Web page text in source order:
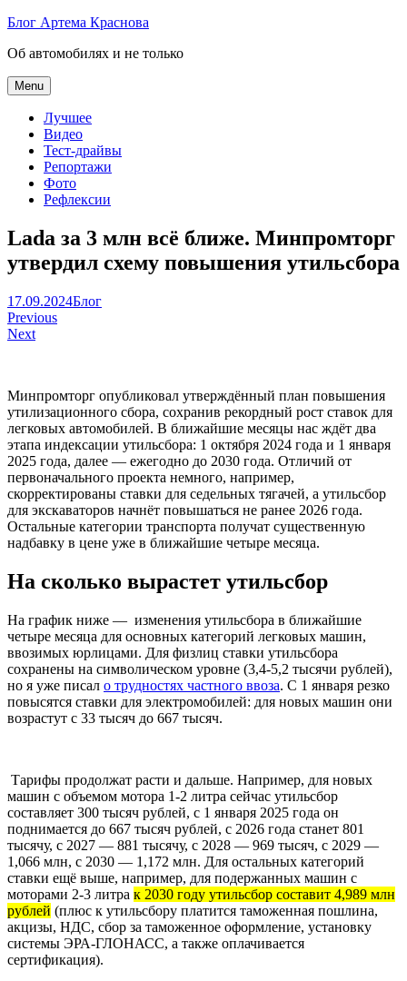
Skip
content
Блог Артема Краснова
Об автомобилях и не только
Menu
Лучшее
Видео
Тест-драйвы
Репортажи
Фото
Рефлексии
Lada за 3 млн всё ближе. Минпромторг
утвердил схему повышения утильсбора
Артем
Краснов
17.09.2024Блог
Навигация
по
Previous
Next
Минпромторг опубликовал утверждённый план повышения
утилизационного сбора, сохранив рекордный рост ставок для
легковых автомобилей. В ближайшие месяцы нас ждёт два
этапа индексации утильсбора: 1 октября 2024 года и 1 января
2025 года, далее — ежегодно до 2030 года. Отличий от
первоначального проекта немного, например,
скорректированы ставки для седельных тягачей, а утильсбор
для экскаваторов начнёт повышаться не ранее 2026 года.
Остальные категории транспорта получат существенную
надбавку в цене уже в ближайшие четыре месяца.
На сколько вырастет утильсбор
На график ниже — изменения утильсбора в ближайшие
четыре месяца для основных категорий легковых машин,
ввозимых юрлицами. Для физлиц ставки утильсбора
сохранены на символическом уровне (3,4-5,2 тысячи рублей),
но я уже писал о трудностях частного ввоза. С 1 января резко
повысятся ставки для электромобилей: для новых машин они
возрастут с 33 тысяч до 667 тысяч.
Тарифы продолжат расти и дальше. Например, для новых
машин с объемом мотора 1-2 литра сейчас утильсбор
составляет 300 тысяч рублей, с 1 января 2025 года он
поднимается до 667 тысяч рублей, с 2026 года станет 801
тысячу, с 2027 — 881 тысячу, с 2028 — 969 тысяч, с 2029 —
1,066 млн, с 2030 — 1,172 млн. Для остальных категорий
ставки ещё выше, например, для подержанных машин с
моторами 2-3 литра к 2030 году утильсбор составит 4,989 млн
рублей (плюс к утильсбору платится таможенная пошлина,
акцизы, НДС, сбор за таможенное оформление, установку
системы ЭРА-ГЛОНАСС, а также оплачивается
сертификация).